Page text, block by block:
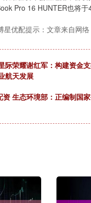
Pro 16 HUNTER也将于
星优配提示：文章来自网络
际荣耀谢红军：构建资金
航天发展
资 生态环境部：正编制国